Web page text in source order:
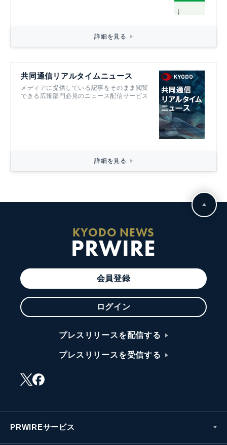
詳細を見る
共同通信リアルタイムニュース
メディアに提供している記事をそのまま閲覧
できる広報部門必見のニュース配信サービス
詳細を見る
KYODO NEWS
PRWIRE
会員登録
ログイン
プレスリリースを配信する
プレスリリースを受信する
PRWIREサービス